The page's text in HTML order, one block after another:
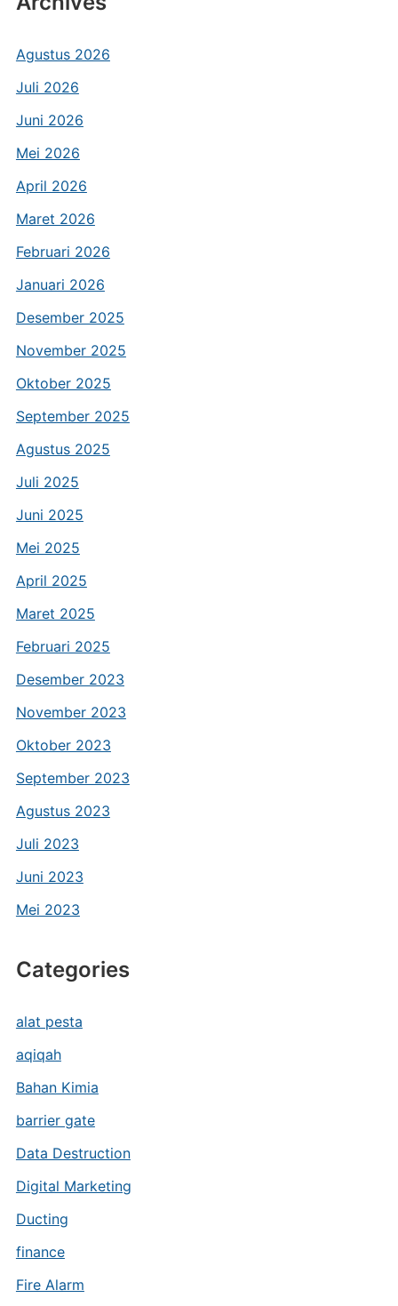
Agustus 2026
Juli 2026
Juni 2026
Mei 2026
April 2026
Maret 2026
Februari 2026
Januari 2026
Desember 2025
November 2025
Oktober 2025
September 2025
Agustus 2025
Juli 2025
Juni 2025
Mei 2025
April 2025
Maret 2025
Februari 2025
Desember 2023
November 2023
Oktober 2023
September 2023
Agustus 2023
Juli 2023
Juni 2023
Mei 2023
Categories
alat pesta
aqiqah
Bahan Kimia
barrier gate
Data Destruction
Digital Marketing
Ducting
finance
Fire Alarm